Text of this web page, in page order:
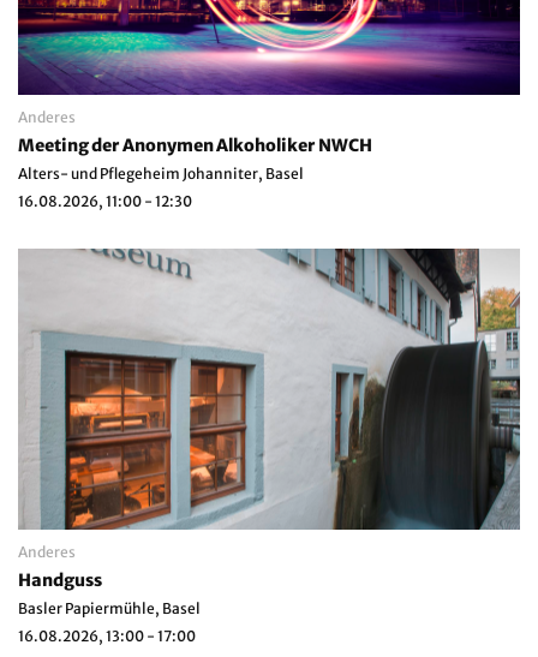
Anderes
Meeting der Anonymen Alkoholiker NWCH
Alters- und Pflegeheim Johanniter, Basel
16.08.2026, 11:00 - 12:30
Anderes
Handguss
Basler Papiermühle, Basel
16.08.2026, 13:00 - 17:00